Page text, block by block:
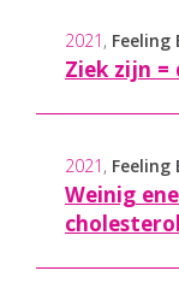
2021 , Feeling
Ziek zijn
2021 , Feeling
Weinig